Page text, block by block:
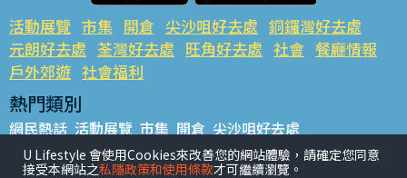
活動展覽 市集 開倉 尖沙咀好去處 銅鑼灣好去處
元朗好去處 荃灣好去處 旺角好去處 社會 餐廳情報
戶外郊遊 社會福利
熱門類別
網民熱話 活動展覽 市集 開倉 尖沙咀好去處
銅鑼灣好去處 元朗好去處 荃灣好去處 旺角好去處 社會
餐廳情報 戶外郊遊
U Lifestyle 會使用Cookies來改善您的網站體驗，請確定您同意
接受本網站之私隱政策和使用條款才可繼續瀏覽。